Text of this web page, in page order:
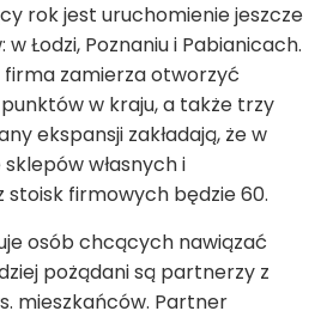
rok jest uruchomienie jeszcze
Łodzi, Poznaniu i Pabianicach.
firma zamierza otworzyć
w kraju, a także trzy
ekspansji zakładają, że w
własnych i
firmowych będzie 60.
osób chcących nawiązać
pożądani są partnerzy z
mieszkańców. Partner